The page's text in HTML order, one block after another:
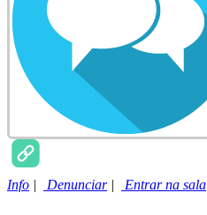
Info | Denunciar| Entrar na sala